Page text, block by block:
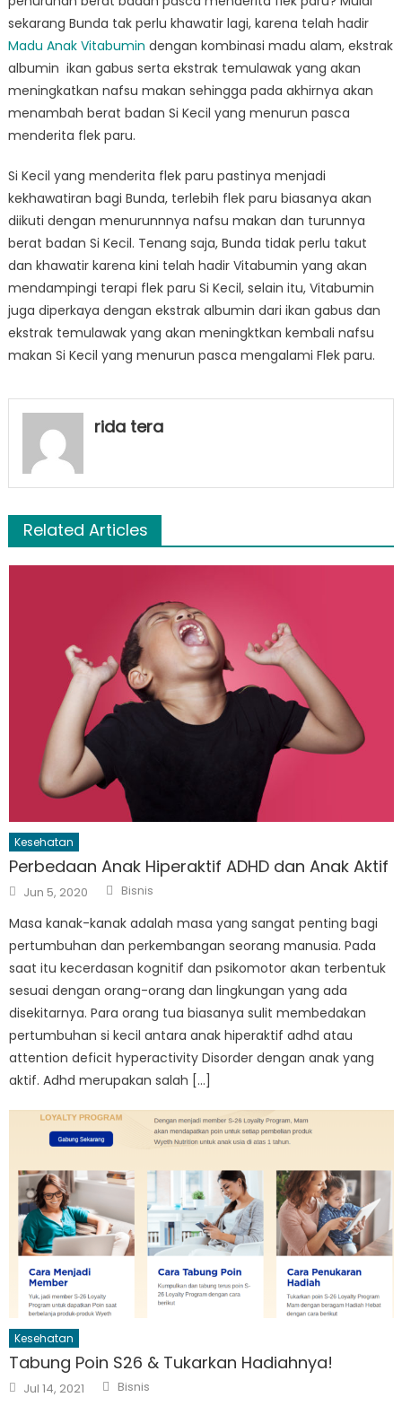
sekarang Bunda tak perlu khawatir lagi, karena telah hadir
Madu Anak Vitabumin dengan kombinasi madu alam, ekstrak
albumin ikan gabus serta ekstrak temulawak yang akan
meningkatkan nafsu makan sehingga pada akhirnya akan
menambah berat badan Si Kecil yang menurun pasca
menderita flek paru.
Si Kecil yang menderita flek paru pastinya menjadi
kekhawatiran bagi Bunda, terlebih flek paru biasanya akan
diikuti dengan menurunnnya nafsu makan dan turunnya
berat badan Si Kecil. Tenang saja, Bunda tidak perlu takut
dan khawatir karena kini telah hadir Vitabumin yang akan
mendampingi terapi flek paru Si Kecil, selain itu, Vitabumin
juga diperkaya dengan ekstrak albumin dari ikan gabus dan
ekstrak temulawak yang akan meningktkan kembali nafsu
makan Si Kecil yang menurun pasca mengalami Flek paru.
rida tera
Related Articles
Kesehatan
Perbedaan Anak Hiperaktif ADHD dan Anak Aktif
Posted
on
Jun 5, 2020 Author
Bisnis
Masa kanak-kanak adalah masa yang sangat penting bagi
pertumbuhan dan perkembangan seorang manusia. Pada
saat itu kecerdasan kognitif dan psikomotor akan terbentuk
sesuai dengan orang-orang dan lingkungan yang ada
disekitarnya. Para orang tua biasanya sulit membedakan
pertumbuhan si kecil antara anak hiperaktif adhd atau
attention deficit hyperactivity Disorder dengan anak yang
aktif. Adhd merupakan salah […]
Kesehatan
Tabung Poin S26 & Tukarkan Hadiahnya!
Posted
on
Jul 14, 2021 Author
Bisnis